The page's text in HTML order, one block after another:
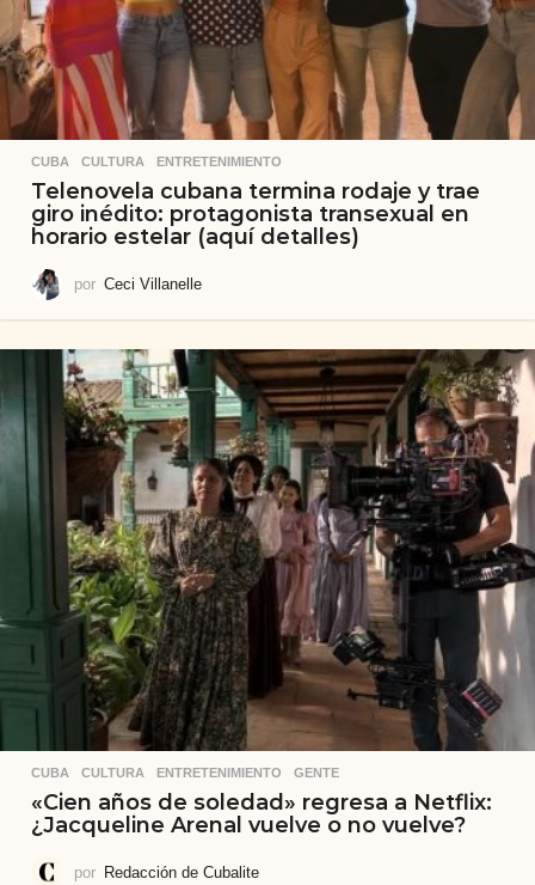
CUBA ,CULTURA ,ENTRETENIMIENTO
Telenovela cubana termina rodaje y trae
giro inédito: protagonista transexual en
horario estelar (aquí detalles)
por Ceci Villanelle
CUBA ,CULTURA ,ENTRETENIMIENTO ,GENTE
«Cien años de soledad» regresa a Netflix:
¿Jacqueline Arenal vuelve o no vuelve?
por Redacción de Cubalite